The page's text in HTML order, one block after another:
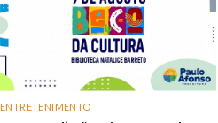
ENTRETENIMENTO